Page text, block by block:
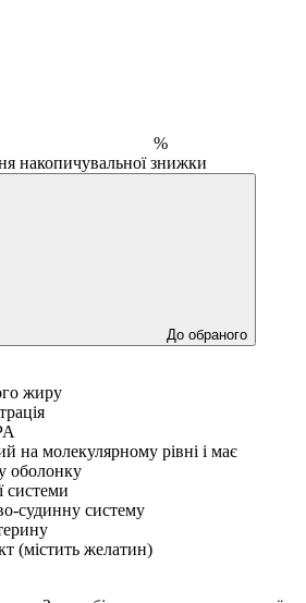
%
накопичувальної знижки
До обраного
жиру
на молекулярному рівні і має
оболонку
системи
судинну систему
(містить желатин)